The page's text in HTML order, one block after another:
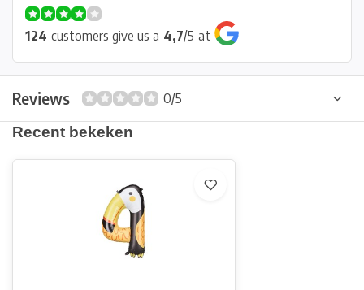
124 customers give us a 4,7/5 at
Reviews
0/5
Recent bekeken